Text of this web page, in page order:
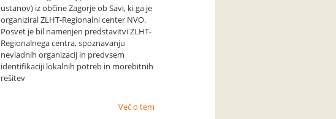
ustanov) iz občine Zagorje ob Savi, ki ga je
organiziral ZLHT-Regionalni center NVO.
Posvet je bil namenjen predstavitvi ZLHT-
Regionalnega centra, spoznavanju
nevladnih organizacij in predvsem
identifikaciji lokalnih potreb in morebitnih
rešitev
Več o tem